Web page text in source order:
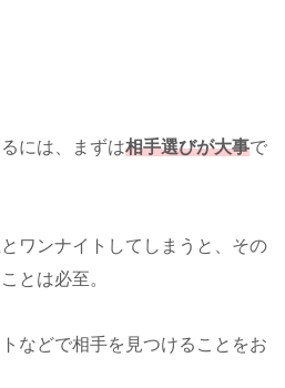
には、まずは相手選びが大事で
ワンナイトしてしまうと、その
とは必至。
などで相手を見つけることをお